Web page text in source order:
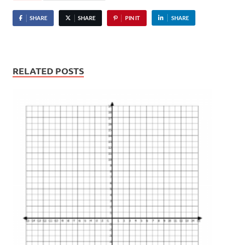
SHARE SHARE PIN IT SHARE
RELATED POSTS